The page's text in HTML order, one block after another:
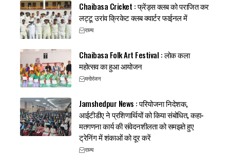
Chaibasa Cricket : फ्रेंड्स क्लब को पराजित कर
लट्टू उरांव क्रिकेट क्लब क्वार्टर फाईनल में
राज्य
Chaibasa Folk Art Festival : लोक कला
महोत्सव का हुआ आयोजन
मनोरंजन
Jamshedpur News : परियोजना निदेशक,
आईटीडीए ने प्रशिणार्थियों को किया संबोधित, कहा-
मतगणना कार्य की संवेदनशीलता को समझते हुए
ट्रेनिंग में शंकाओं को दूर करें
राज्य